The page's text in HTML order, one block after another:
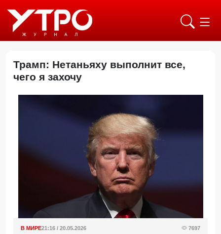
Трамп: Нетаньяху выполнит все,
чего я захочу
В МИРЕ21:16 / 20.05.2026 7697